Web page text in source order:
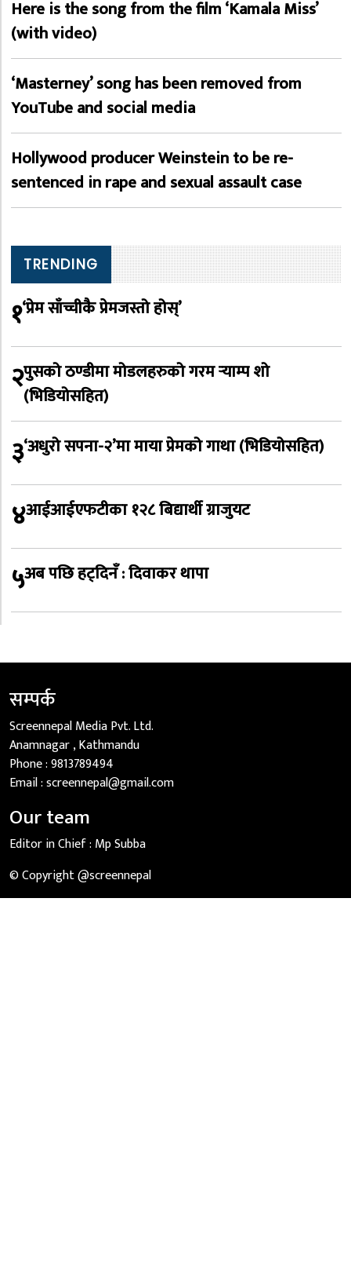
Here is the song from the film ‘Kamala Miss’
(with video)
‘Masterney’ song has been removed from
YouTube and social media
Hollywood producer Weinstein to be re-
sentenced in rape and sexual assault case
TRENDING
१‘प्रेम साँच्चीकै प्रेमजस्तो होस्’
२पुसको ठण्डीमा मोडलहरुको गरम र्‍याम्प शो
(भिडियोसहित)
३‘अधुरो सपना-२’मा माया प्रेमको गाथा (भिडियोसहित)
४आईआईएफटीका १२८ बिद्यार्थी ग्राजुयट
५अब पछि हट्दिनँ : दिवाकर थापा
सम्पर्क
Screennepal Media Pvt. Ltd.
Anamnagar , Kathmandu
Phone :9813789494
Email :screennepal@gmail.com
Our team
Editor in Chief : Mp Subba
© Copyright @screennepal